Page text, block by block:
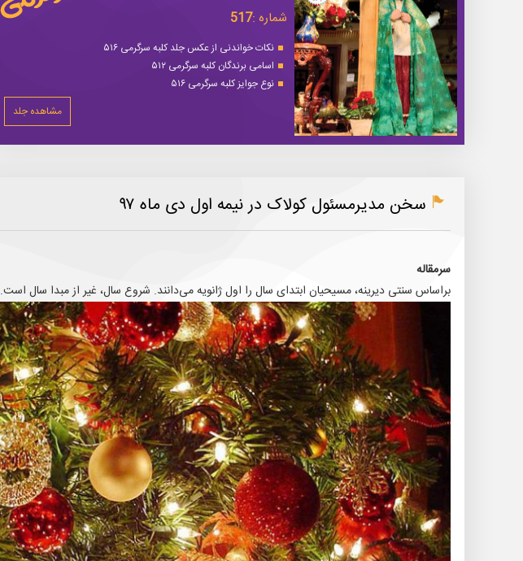
شماره :517
نکات خواندنی از عکس جلد کلبه سرگرمی ۵۱۶
اسامی برندگان کلبه سرگرمی ۵۱۲
نوع جوایز کلبه سرگرمی ۵۱۶
مشاهده جلد
سخن مدیرمسئول کولاک در نیمه اول دی ماه ۹۷
سرمقاله
براساس سنتی دیرینه، مسیحیان ابتدای سال را اول ژانویه می‌دانند. شروع سال، غیر از مبدا سال است.